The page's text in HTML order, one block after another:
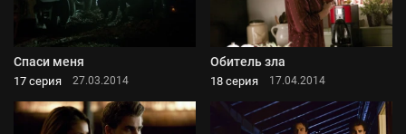
Спаси меня
17 серия 27.03.2014
Обитель зла
18 серия 17.04.2014